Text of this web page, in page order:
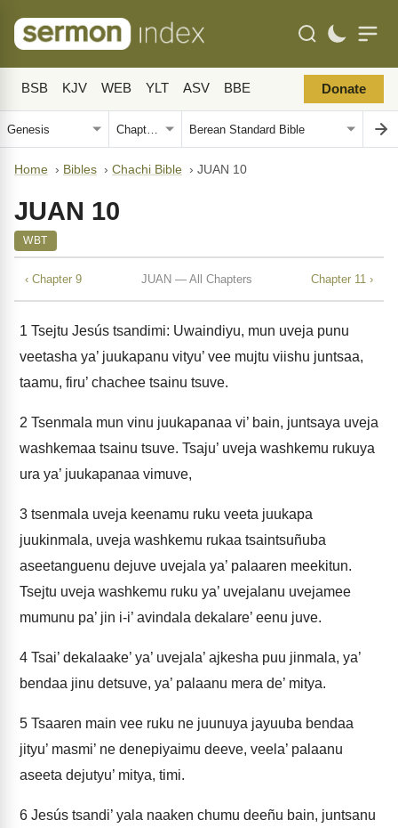
BSB KJV WEB YLT ASV BBE Donate
Home › Bibles › Chachi Bible › JUAN 10
JUAN 10
WBT
‹ Chapter 9 JUAN — All Chapters Chapter 11 ›
1 Tsejtu Jesús tsandimi: Uwaindiyu, mun uveja punu
veetasha ya’ juukapanu vityu’ vee mujtu viishu juntsaa,
taamu, firu’ chachee tsainu tsuve.
2 Tsenmala mun vinu juukapanaa vi’ bain, juntsaya uveja
washkemaa tsainu tsuve. Tsaju’ uveja washkemu rukuya
ura ya’ juukapanaa vimuve,
3 tsenmala uveja keenamu ruku veeta juukapa
juukinmala, uveja washkemu rukaa tsaintsuñuba
aseetanguenu dejuve uvejala ya’ palaaren meekitun.
Tsejtu uveja washkemu ruku ya’ uvejalanu uvejamee
mumunu pa’ jin i-i’ avindala dekalare’ eenu juve.
4 Tsai’ dekalaake’ ya’ uvejala’ ajkesha puu jinmala, ya’
bendaa jinu detsuve, ya’ palaanu mera de’ mitya.
5 Tsaaren main vee ruku ne juunuya jayuuba bendaa
jityu’ masmi’ ne denepiyaimu deeve, veela’ palaanu
aseeta dejutyu’ mitya, timi.
6 Jesús tsandi’ yala naaken chumu deeñu bain, juntsanu